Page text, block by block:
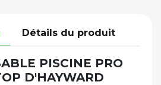
Détails du produit
PISCINE PRO
D'HAYWARD